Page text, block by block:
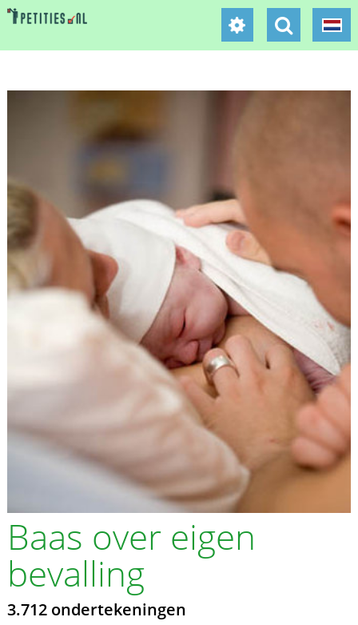
Baas over eigen
bevalling
3.712 ondertekeningen